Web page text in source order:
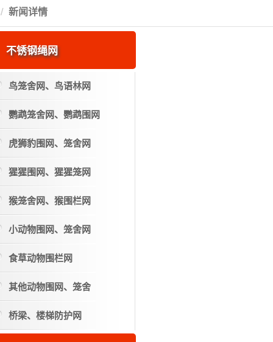
新闻详情
不锈钢绳网
鸟笼舍网、鸟语林网
鹦鹉笼舍网、鹦鹉围网
虎狮豹围网、笼舍网
猩猩围网、猩猩笼网
猴笼舍网、猴围栏网
小动物围网、笼舍网
食草动物围栏网
其他动物围网、笼舍
桥梁、楼梯防护网